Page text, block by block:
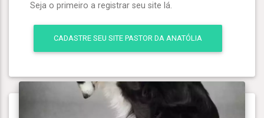
Seja o primeiro a registrar seu site lá.
CADASTRE SEU SITE PASTOR DA ANATÓLIA